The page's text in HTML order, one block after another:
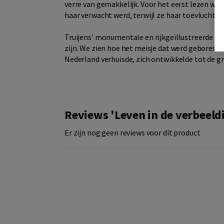
verre van gemakkelijk. Voor het eerst lezen we
haar verwacht werd, terwijl ze haar toevlucht
Truijens’ monumentale en rijkgeïllustreerde
zijn. We zien hoe het meisje dat werd geboren
Nederland verhuisde, zich ontwikkelde tot de
Reviews 'Leven in de
Er zijn nog geen reviews voor dit product